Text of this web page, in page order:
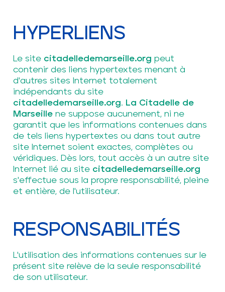
HYPERLIENS
Le site citadelledemarseille.org peut
contenir des liens hypertextes menant à
d'autres sites Internet totalement
indépendants du site
citadelledemarseille.org. La Citadelle de
Marseille ne suppose aucunement, ni ne
garantit que les informations contenues dans
de tels liens hypertextes ou dans tout autre
site Internet soient exactes, complètes ou
véridiques. Dès lors, tout accès à un autre site
Internet lié au site citadelledemarseille.org
s'effectue sous la propre responsabilité, pleine
et entière, de l'utilisateur.
RESPONSABILITÉS
L'utilisation des informations contenues sur le
présent site relève de la seule responsabilité
de son utilisateur.